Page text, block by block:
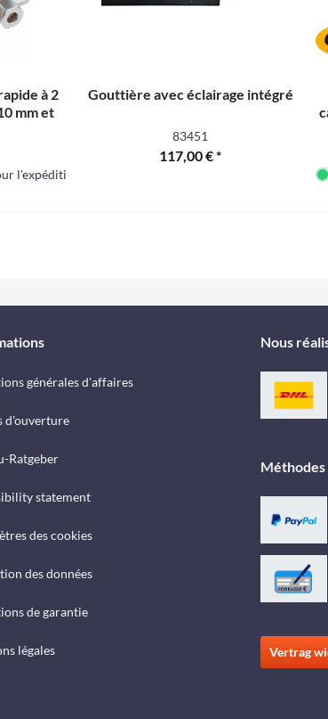
à 2
mm et
l'expédition
Gouttière avec éclairage intégré
83451
117,00 € *
générales d'affaires
d'ouverture
Ratgeber
statement
des cookies
des données
de garantie
légales
Nous
Méthodes
Vertrag